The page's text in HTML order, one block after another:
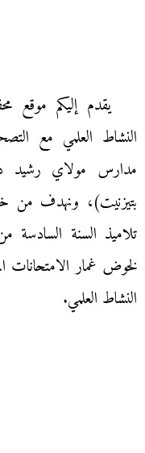
يقدم إليكم موقع
النشاط العلمي مع
بتيزنيت)، ونهدف من
تلاميذ السنة السادسة
لخوض غمار الامتحانات
النشاط العلمي.